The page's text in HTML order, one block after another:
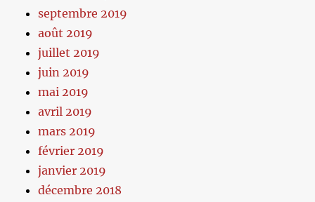
septembre 2019
août 2019
juillet 2019
juin 2019
mai 2019
avril 2019
mars 2019
février 2019
janvier 2019
décembre 2018